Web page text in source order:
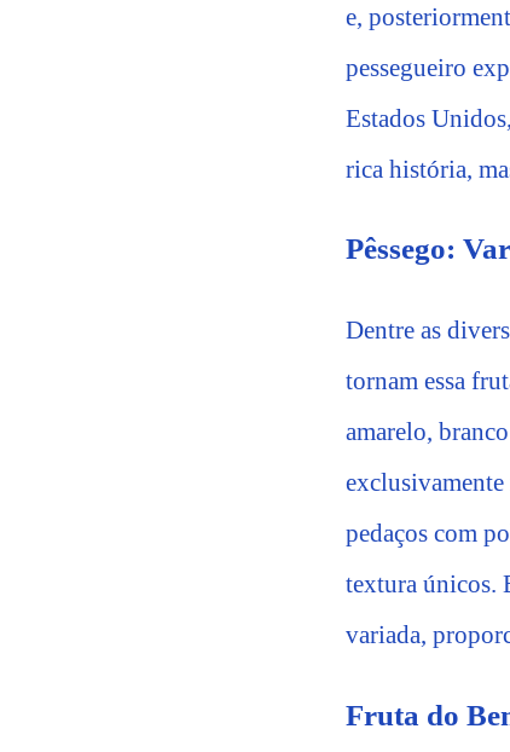
e,
pessegueiro
Estados
rica história,
Pêssego:
Dentre as
tornam essa
amarelo,
pedaços com
textura únicos.
variada,
Fruta do